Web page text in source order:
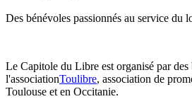
Des bénévoles passionnés au service du
Le Capitole du Libre est organisé par des
l'associationToulibre, association de
Toulouse et en Occitanie.